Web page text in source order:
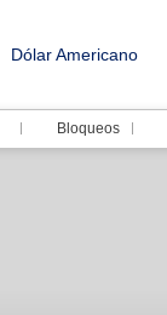
Dólar Americano
Bloqueos